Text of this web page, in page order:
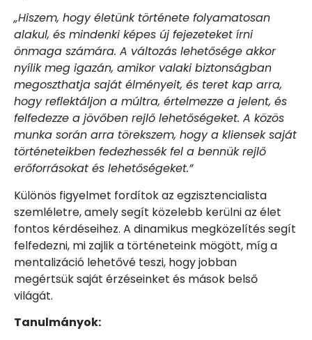
„Hiszem, hogy életünk története folyamatosan
alakul, és mindenki képes új fejezeteket írni
önmaga számára. A változás lehetősége akkor
nyílik meg igazán, amikor valaki biztonságban
megoszthatja saját élményeit, és teret kap arra,
hogy reflektáljon a múltra, értelmezze a jelent, és
felfedezze a jövőben rejlő lehetőségeket. A közös
munka során arra törekszem, hogy a kliensek saját
történeteikben fedezhessék fel a bennük rejlő
erőforrásokat és lehetőségeket.”
Különös figyelmet fordítok az egzisztencialista
szemléletre, amely segít közelebb kerülni az élet
fontos kérdéseihez. A dinamikus megközelítés segít
felfedezni, mi zajlik a történeteink mögött, míg a
mentalizáció lehetővé teszi, hogy jobban
megértsük saját érzéseinket és mások belső
világát.
Tanulmányok: